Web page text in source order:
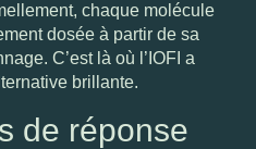
chaque molécule
dosée à partir de sa
C’est là où l’IOFI a
brillante.
de réponse